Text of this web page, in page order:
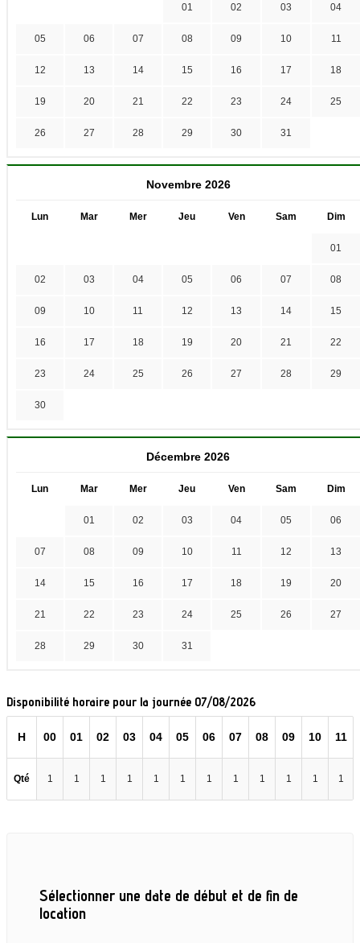
01 02 03 04
05 06 07 08 09 10 11
12 13 14 15 16 17 18
19 20 21 22 23 24 25
26 27 28 29 30 31
Novembre 2026
Lun Mar Mer Jeu Ven Sam Dim
01
02 03 04 05 06 07 08
09 10 11 12 13 14 15
16 17 18 19 20 21 22
23 24 25 26 27 28 29
30
Décembre 2026
Lun Mar Mer Jeu Ven Sam Dim
01 02 03 04 05 06
07 08 09 10 11 12 13
14 15 16 17 18 19 20
21 22 23 24 25 26 27
28 29 30 31
Disponibilité horaire pour la journée 07/08/2026
H 00 01 02 03 04 05 06 07 08 09 10 11
Qté 1 1 1 1 1 1 1 1 1 1 1 1
Sélectionner une date de début et de fin de
location